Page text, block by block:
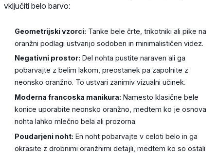
vključiti belo barvo:
Geometrijski vzorci: Tanke bele črte, trikotniki ali pike na
oranžni podlagi ustvarijo sodoben in minimalističen videz.
Negativni prostor: Del nohta pustite naraven ali ga
pobarvajte z belim lakom, preostanek pa zapolnite z
neonsko oranžno. To ustvari zanimiv vizualni učinek.
Moderna francoska manikura: Namesto klasične bele
konice uporabite neonsko oranžno, medtem ko je osnova
nohta lahko mlečno bela ali prozorna.
Poudarjeni noht: En noht pobarvajte v celoti belo in ga
okrasite z drobnimi oranžnimi detajli, medtem ko so ostali